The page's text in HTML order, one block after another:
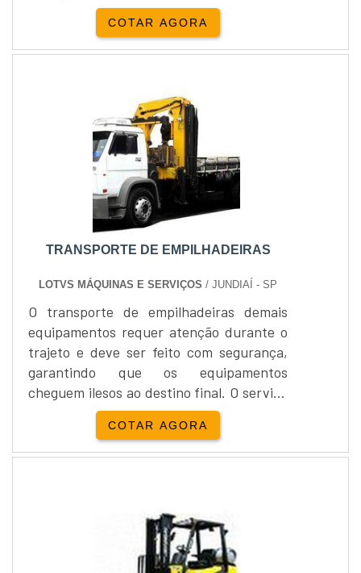
novamente.Este carregador é muito
usado por empresas que possuem grande
quantidade de empilhadeiras e querem
funcionando.Vantagens do carregador -
Maior economia, - Um excelente custo x
benefício, - Equipamento moderno e
tecnológico, - Entre out....
COTAR AGORA
TRANSPORTE DE EMPILHADEIRAS
LOTVS MÁQUINAS E SERVIÇOS / JUNDIAÍ - SP
O transporte de empilhadeiras demais
equipamentos requer atenção durante o
trajeto e deve ser feito com segurança,
garantindo que os equipamentos
cheguem ilesos ao destino final. O serviço
contratado será feito com pontualidade
cumprindo os prazos estipulados e
segurança, uma vez que os veículos são
pessoas envolvidas.Além de
empilhadeiras, a empresa transporta
também: Máquinas....
COTAR AGORA